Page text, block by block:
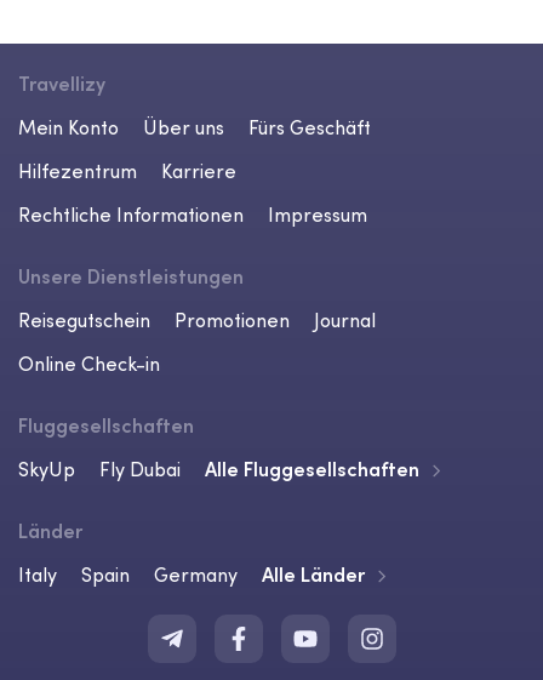
Travellizy
Mein Konto
Über uns
Fürs Geschäft
Hilfezentrum
Karriere
Rechtliche Informationen
Impressum
Unsere Dienstleistungen
Reisegutschein
Promotionen
Journal
Online Check-in
Fluggesellschaften
SkyUp
Fly Dubai Alle Fluggesellschaften
Länder
Italy
Spain Germany Alle Länder